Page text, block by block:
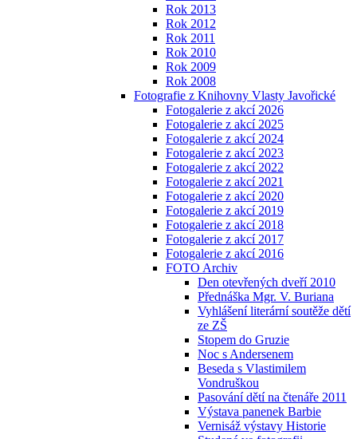
Rok 2013
Rok 2012
Rok 2011
Rok 2010
Rok 2009
Rok 2008
Fotografie z Knihovny Vlasty Javořické
Fotogalerie z akcí 2026
Fotogalerie z akcí 2025
Fotogalerie z akcí 2024
Fotogalerie z akcí 2023
Fotogalerie z akcí 2022
Fotogalerie z akcí 2021
Fotogalerie z akcí 2020
Fotogalerie z akcí 2019
Fotogalerie z akcí 2018
Fotogalerie z akcí 2017
Fotogalerie z akcí 2016
FOTO Archiv
Den otevřených dveří 2010
Přednáška Mgr. V. Buriana
Vyhlášení literární soutěže dětí
ze ZŠ
Stopem do Gruzie
Noc s Andersenem
Beseda s Vlastimilem
Vondruškou
Pasování dětí na čtenáře 2011
Výstava panenek Barbie
Vernisáž výstavy Historie